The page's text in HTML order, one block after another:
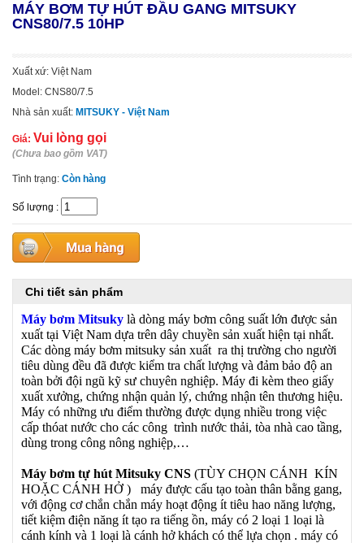
MÁY BƠM TỰ HÚT ĐẦU GANG MITSUKY
CNS80/7.5 10HP
Xuất xứ: Việt Nam
Model: CNS80/7.5
Nhà sản xuất: MITSUKY - Việt Nam
Giá: Vui lòng gọi
(Chưa bao gồm VAT)
Tình trạng: Còn hàng
Số lượng :
Chi tiết sản phẩm
Máy bơm Mitsuky là dòng máy bơm công suất lớn được sản
xuất tại Việt Nam dựa trên dây chuyền sản xuất hiện tại nhất.
Các dòng máy bơm mitsuky sản xuất ra thị trường cho người
tiêu dùng đều đã được kiểm tra chất lượng và đảm bảo độ an
toàn bởi đội ngũ kỹ sư chuyên nghiệp. Máy đi kèm theo giấy
xuất xưởng, chứng nhận quản lý, chứng nhận tên thương hiệu.
Máy có những ưu điểm thường được dụng nhiều trong việc
cấp thóat nước cho các công trình nước thải, tòa nhà cao tầng,
dùng trong công nông nghiệp,…
Máy bơm tự hút Mitsuky CNS (TÙY CHỌN CÁNH KÍN
HOẶC CÁNH HỞ ) máy được cấu tạo toàn thân bằng gang,
với động cơ chắn chắn máy hoạt động ít tiêu hao năng lượng,
tiết kiệm điện năng ít tạo ra tiếng ồn, máy có 2 loại 1 loại là
cánh kính và 1 loại là cánh hở khách có thể lựa chọn . máy có